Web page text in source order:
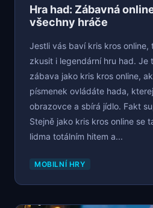
Hra had: Zábavná
všechny hráče
Jestli vás baví kris kros online,
zkusit i legendární hru had. Je
zábava jako kris kros online,
písmenek ovládáte hada,
obrazovce a sbírá jídlo. Fakt
Stejně jako kris kros online se
lidma totálním hitem a...
MOBILNÍ HRY